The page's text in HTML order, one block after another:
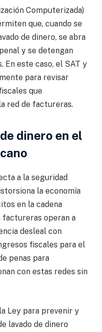
Computerizada)
que, cuando se
de dinero, se abra
y se detengan
En este caso, el SAT y
para revisar
que
red de factureras.
dinero en el
a la seguridad
la economía
en la cadena
factureras operan a
desleal con
fiscales para el
penas para
con estas redes sin
Ley para prevenir y
lavado de dinero